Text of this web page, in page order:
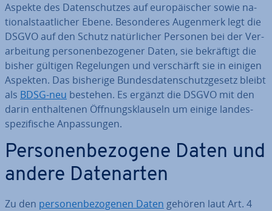
Aspekte des Da­ten­schut­zes auf eu­ro­päi­scher sowie na­
tio­nal­staat­li­cher Ebene. Be­son­de­res Augenmerk legt die
DSGVO auf den Schutz na­tür­li­cher Personen bei der Ver­
ar­bei­tung per­so­nen­be­zo­ge­ner Daten, sie be­kräf­tigt die
bisher gültigen Re­ge­lun­gen und ver­schärft sie in einigen
Aspekten. Das bisherige Bun­des­da­ten­schutz­ge­setz bleibt
als BDSG-neu bestehen. Es ergänzt die DSGVO mit den
darin ent­hal­te­nen Öff­nungs­klau­seln um einige lan­des­
spe­zi­fi­sche An­pas­sun­gen.
Per­so­nen­be­zo­ge­ne Daten und
andere Da­ten­ar­ten
Zu den per­so­nen­be­zo­ge­nen Daten gehören laut Art. 4